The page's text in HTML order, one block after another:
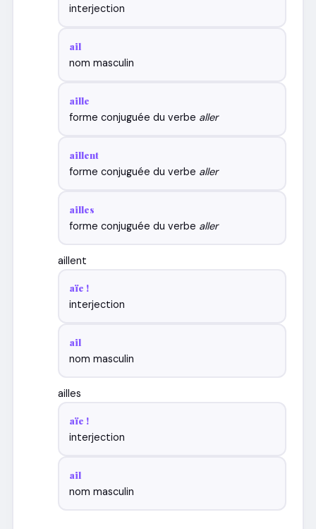
interjection
ail
nom masculin
aille
forme conjuguée du verbe aller
aillent
forme conjuguée du verbe aller
ailles
forme conjuguée du verbe aller
aillent
aïe !
interjection
ail
nom masculin
ailles
aïe !
interjection
ail
nom masculin